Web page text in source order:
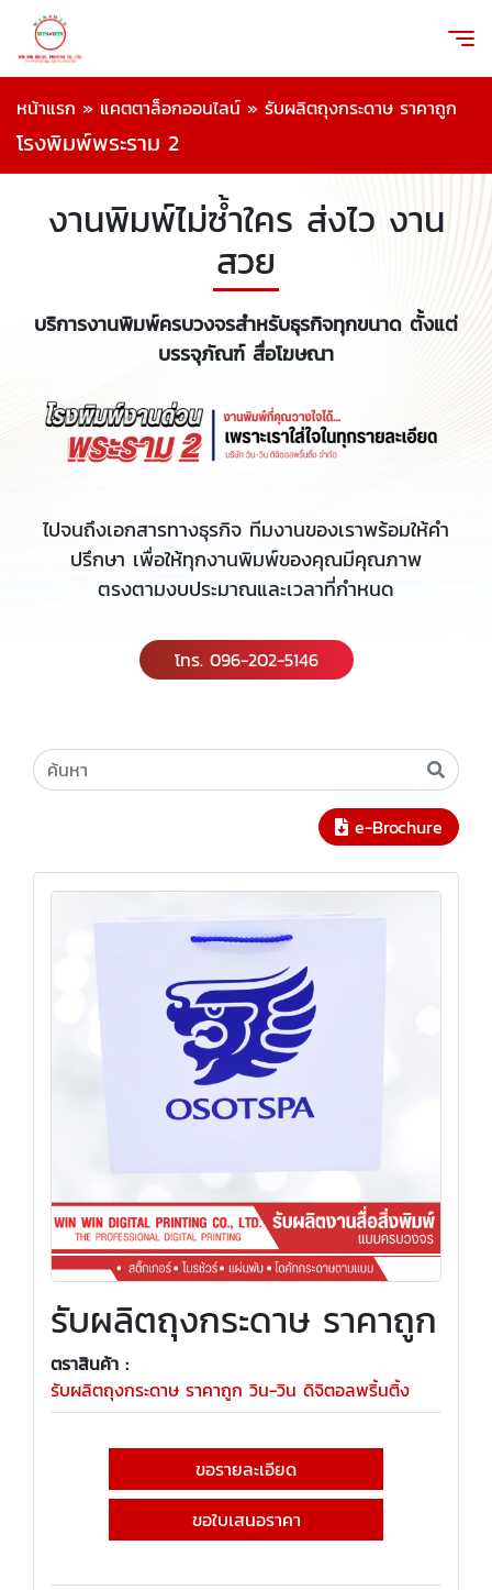
หน้าแรก » แคตตาล็อกออนไลน์ » รับผลิตถุงกระดาษ ราคาถูก
โรงพิมพ์พระราม 2
งานพิมพ์ไม่ซ้ำใคร ส่งไว งาน
สวย
บริการงานพิมพ์ครบวงจรสำหรับธุรกิจทุกขนาด ตั้งแต่
บรรจุภัณฑ์ สื่อโฆษณา
ไปจนถึงเอกสารทางธุรกิจ ทีมงานของเราพร้อมให้คำ
ปรึกษา เพื่อให้ทุกงานพิมพ์ของคุณมีคุณภาพ
ตรงตามงบประมาณและเวลาที่กำหนด
โทร. 096-202-5146
e-Brochure
รับผลิตถุงกระดาษ ราคาถูก
ตราสินค้า :
รับผลิตถุงกระดาษ ราคาถูก วิน-วิน ดิจิตอลพริ้นติ้ง
ขอรายละเอียด
ขอใบเสนอราคา